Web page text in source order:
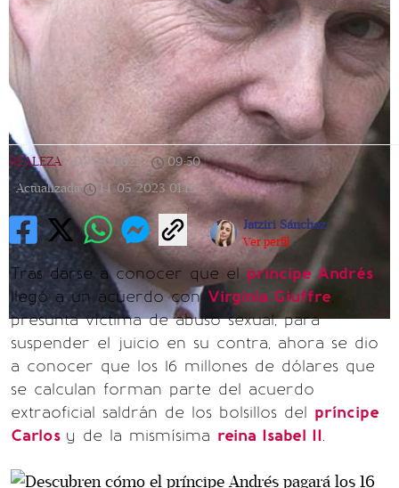
REALEZA 07/03/2022 09:50 |
Actualizada
14/05/2023 01:19
Jatziri Sánchez
Ver perfil
Tras darse a conocer que elpríncipe Andrés
llegó a un acuerdo con Virginia Giuffre,
presunta víctima de abuso sexual, para
suspender el juicio en su contra, ahora se dio
a conocer que los 16 millones de dólares que
se calculan forman parte del acuerdo
extraoficial saldrán de los bolsillos del príncipe
Carlos y de la mismísima reina Isabel II.